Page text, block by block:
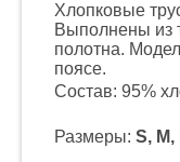
Хлопковые
Выполнены из
полотна.
поясе.
Состав: 95%
Размеры: S, M,